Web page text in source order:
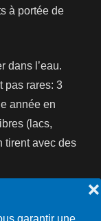
❌
à portée de
dans l’eau.
pas rares: 3
année en
(lacs,
tirent avec des